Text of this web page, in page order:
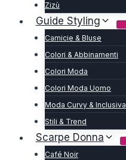
Zizù
Guide Styling
Camicie & Bluse
Colori & Abbinamenti
Colori Moda
Colori Moda Uomo
Moda Curvy & Inclusiva
Stili & Trend
Scarpe Donna
Café Noir